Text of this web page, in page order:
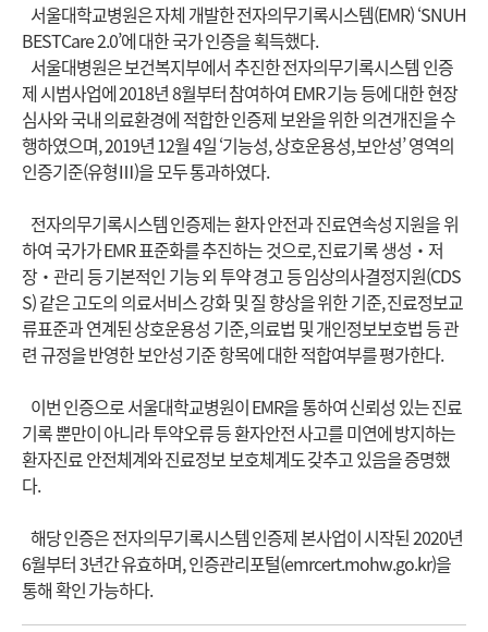
서울대학교병원은 자체 개발한 전자의무기록시스템(EMR) ‘SNUH
BESTCare 2.0’에 대한 국가 인증을 획득했다.
서울대병원은 보건복지부에서 추진한 전자의무기록시스템 인증
제 시범사업에 2018년 8월부터 참여하여 EMR 기능 등에 대한 현장
심사와 국내 의료환경에 적합한 인증제 보완을 위한 의견개진을 수
행하였으며, 2019년 12월 4일 ‘기능성, 상호운용성, 보안성’ 영역의
인증기준(유형Ⅲ)을 모두 통과하였다.
전자의무기록시스템 인증제는 환자 안전과 진료연속성 지원을 위
하여 국가가 EMR 표준화를 추진하는 것으로, 진료기록 생성・저
장・관리 등 기본적인 기능 외 투약 경고 등 임상의사결정지원(CDS
S) 같은 고도의 의료서비스 강화 및 질 향상을 위한 기준, 진료정보교
류표준과 연계된 상호운용성 기준, 의료법 및 개인정보보호법 등 관
련 규정을 반영한 보안성 기준 항목에 대한 적합여부를 평가한다.
이번 인증으로 서울대학교병원이 EMR을 통하여 신뢰성 있는 진료
기록 뿐만이 아니라 투약오류 등 환자안전 사고를 미연에 방지하는
환자진료 안전체계와 진료정보 보호체계도 갖추고 있음을 증명했
다.
해당 인증은 전자의무기록시스템 인증제 본사업이 시작된 2020년
6월부터 3년간 유효하며, 인증관리포털(emrcert.mohw.go.kr)을
통해 확인 가능하다.